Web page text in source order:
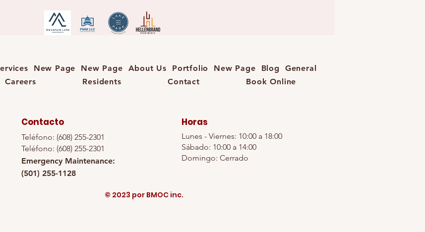
New Page New Page About Us Portfolio New Page Blog
General
Careers Residents Contact Book Online
Contacto
Teléfono: (608) 255-2301
Teléfono: (608) 255-2301
Emergency Maintenance:
(501) 255-1128
Horas
Lunes - Viernes: 10:00 a 18:00
Sábado: 10:00 a 14:00
Domingo: Cerrado
© 2023 por BMOC inc.